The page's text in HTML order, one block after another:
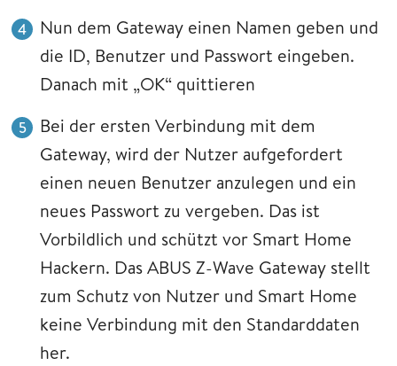
Nun dem Gateway einen Namen geben und
die ID, Benutzer und Passwort eingeben.
Danach mit „OK“ quittieren
Bei der ersten Verbindung mit dem
Gateway, wird der Nutzer aufgefordert
einen neuen Benutzer anzulegen und ein
neues Passwort zu vergeben. Das ist
Vorbildlich und schützt vor Smart Home
Hackern. Das ABUS Z-Wave Gateway stellt
zum Schutz von Nutzer und Smart Home
keine Verbindung mit den Standarddaten
her.